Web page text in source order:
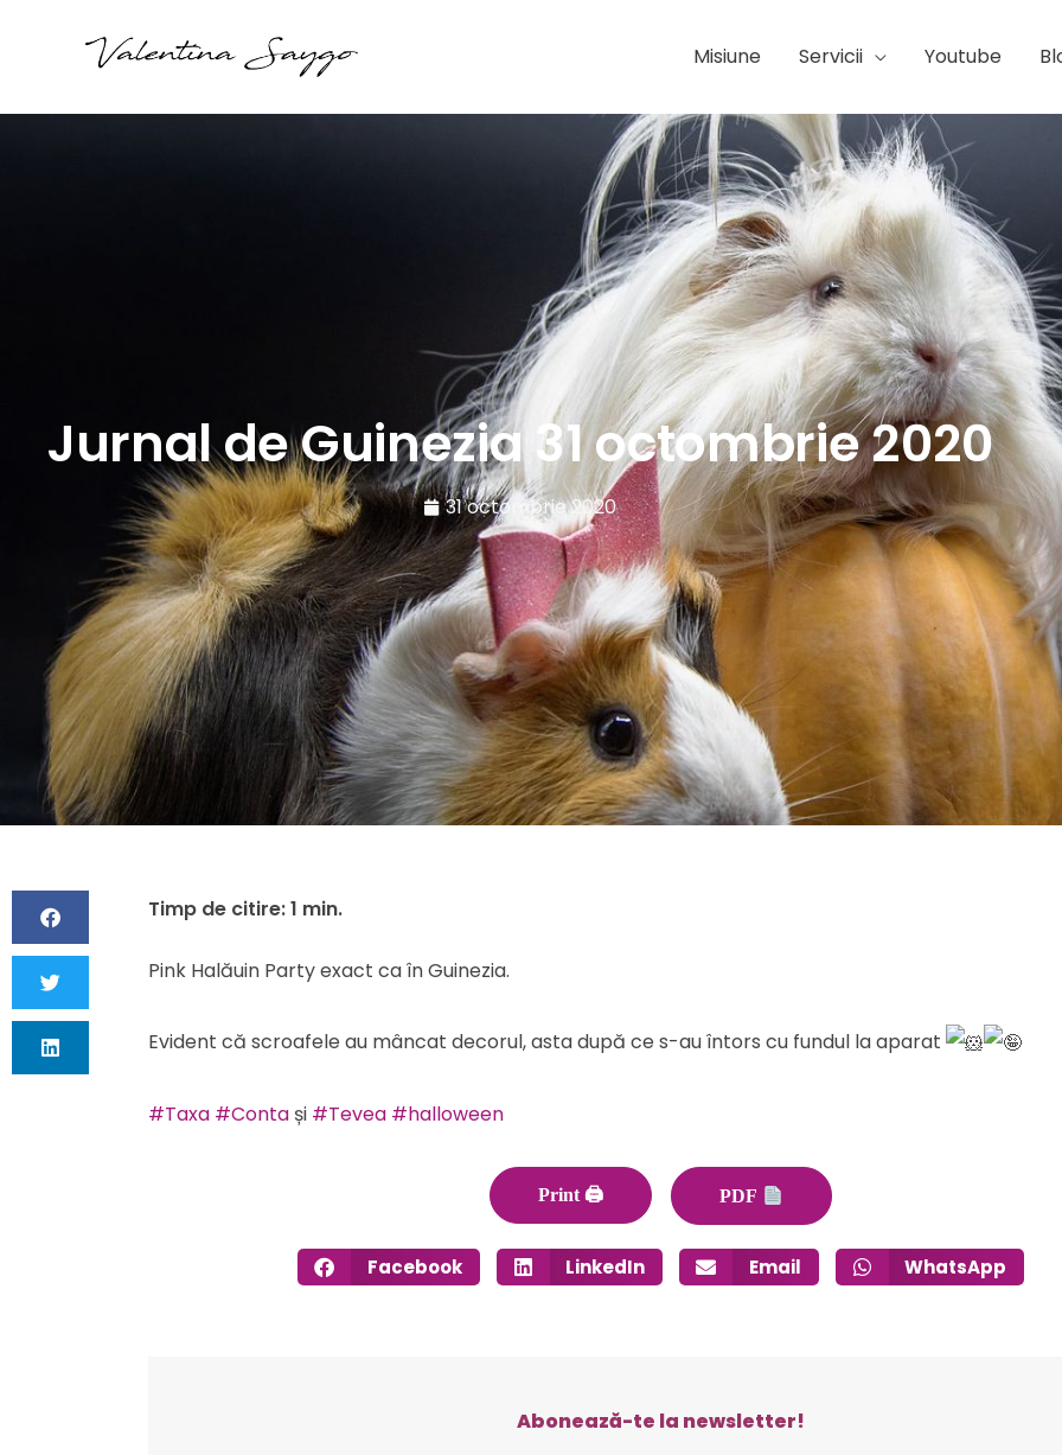
Misiune Servicii Youtube
Jurnal de Guinezia 31 octombrie 2020
31 octombrie 2020
Pink Halăuin Party exact ca în Guinezia.
Evident că scroafele au mâncat decorul, asta după ce s-au întors cu fundul la aparat
#Taxa #Conta și #Tevea #halloween
Print 🖨 PDF
Facebook LinkedIn Email WhatsApp
Abonează-te la newsletter!